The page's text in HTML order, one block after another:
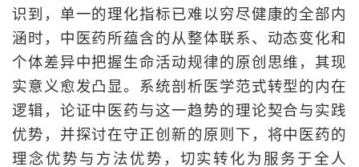
识到，单一的理化指标已难以穷尽健康的全部内
涵时，中医药所蕴含的从整体联系、动态变化和
个体差异中把握生命活动规律的原创思维，其现
实意义愈发凸显。系统剖析医学范式转型的内在
逻辑，论证中医药与这一趋势的理论契合与实践
优势，并探讨在守正创新的原则下，将中医药的
理念优势与方法优势，切实转化为服务于全人